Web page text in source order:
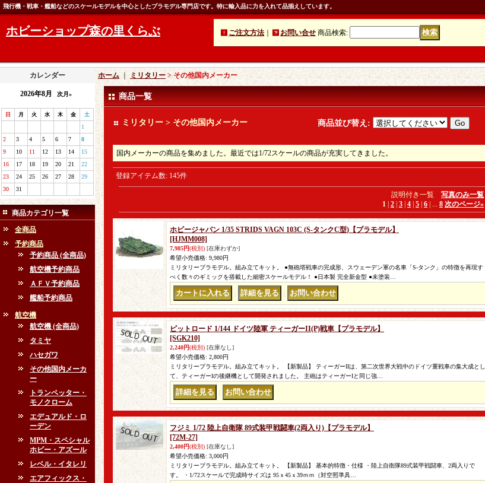
飛行機・戦車・艦船などのスケールモデルを中心としたプラモデル専門店です。特に輸入品に力を入れて品揃えしています。
ホビーショップ森の里くらぶ ご注文方法 お問い合せ 商品検索:
カレンダー
2026年8月 次月»
日 月 火 水 木 金 土
1
2
3 4 5 6 7
8
9
10 11 12 13 14
15
16
17 18 19 20 21
22
23
24 25 26 27 28
29
30
31
商品カテゴリ一覧
全商品
予約商品
予約商品 (全商品)
航空機予約商品
ＡＦＶ予約商品
艦船予約商品
航空機
航空機 (全商品)
タミヤ
ハセガワ
その他国内メーカ
ー
トランペッター・
モノクローム
エデュアルド・ロ
ーデン
MPM・スペシャル
ホビー・アズール
レベル・イタレリ
エアフィックス・
ホーム ミリタリー > その他国内メーカー
商品一覧
ミリタリー > その他国内メーカー 商品並び替え :
国内メーカーの商品を集めました。最近では1/72スケールの商品が充実してきました。
登録アイテム数: 145件
説明付き一覧 写真のみ一覧
1 2 3 4 5 6 ... 8 次のページ»
ホビージャパン 1/35 STRIDS VAGN 103C (S‐タンクC型)【プラモデル】
[HJMM008]
7,985円(税別) [在庫わずか]
希望小売価格: 9,980円
ミリタリープラモデル。組み立てキット。 ●無砲塔戦車の完成形、スウェーデン軍の名車「S-タンク」の特徴を再現す
べく数々のギミックを搭載した細密スケールモデル！ ●日本製 完全新金型 ●未塗装…
ピットロード 1/144 ドイツ陸軍 ティーガーII(P)戦車【プラモデル】
[SGK210]
2,240円(税別) [在庫なし]
希望小売価格: 2,800円
ミリタリープラモデル。組み立てキット。 【新製品】 ティーガーIIは、第二次世界大戦中のドイツ重戦車の集大成とし
て、ティーガーIの後継機として開発されました。 主砲はティーガーIと同じ強…
フジミ 1/72 陸上自衛隊 89式装甲戦闘車(2両入り)【プラモデル】
[72M-27]
2,400円(税別) [在庫なし]
希望小売価格: 3,000円
ミリタリープラモデル。組み立てキット。 【新製品】 基本的特徴・仕様 ・陸上自衛隊89式装甲戦闘車、2両入りで
す。 ・1/72スケールで完成時サイズは 95ｘ45ｘ39ｍｍ（対空照準具…